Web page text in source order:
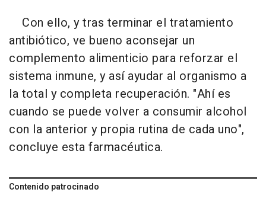
Con ello, y tras terminar el tratamiento
antibiótico, ve bueno aconsejar un
complemento alimenticio para reforzar el
sistema inmune, y así ayudar al organismo a
la total y completa recuperación. "Ahí es
cuando se puede volver a consumir alcohol
con la anterior y propia rutina de cada uno",
concluye esta farmacéutica.
Contenido patrocinado